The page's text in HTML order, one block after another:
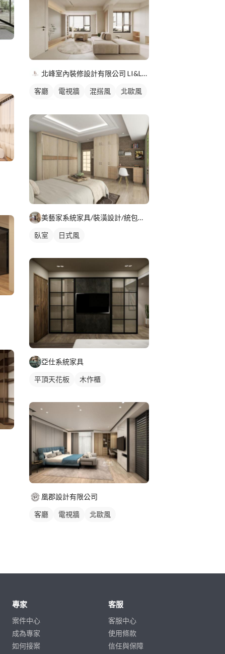
北峰室內裝修設計有限公司 LI&LI design
客廳 電視牆 混搭風
北歐風
美藝家系統家具/裝潢設計/統包服務
臥室 日式風
亞仕系統家具
平頂天花板 木作櫃
凰郡設計有限公司
客廳 電視牆 北歐風
專家
案件中心
成為專家
如何接案
客服
客服中心
使用條款
信任與保障